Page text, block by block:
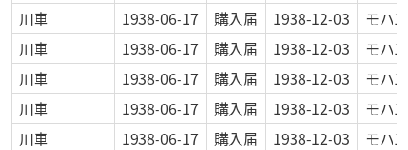
川車
1938-06-17 購入届 1938-12-03
モハ
川車
1938-06-17 購入届 1938-12-03
モハ
川車
1938-06-17 購入届 1938-12-03
モハ
川車
1938-06-17 購入届 1938-12-03
モハ
川車
1938-06-17 購入届 1938-12-03 モハ